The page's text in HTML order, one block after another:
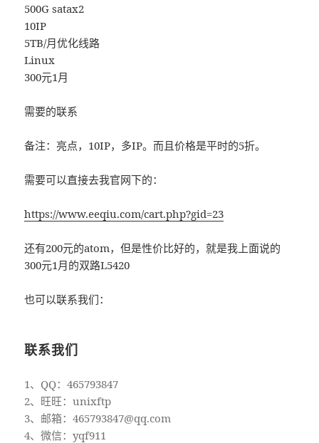
500G satax2
10IP
5TB/月优化线路
Linux
300元1月
需要的联系
备注：亮点，10IP，多IP。而且价格是平时的5折。
需要可以直接去我官网下的：
https://www.eeqiu.com/cart.php?gid=23
还有200元的atom，但是性价比好的，就是我上面说的
300元1月的双路L5420
也可以联系我们：
联系我们
1、QQ：465793847
2、旺旺：unixftp
3、邮箱：465793847@qq.com
4、微信：yqf911